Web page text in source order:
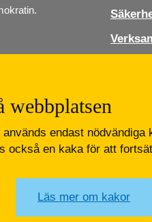
Youtube
webbplatsen
används endast
också en kaka för att
Läs mer om kakor